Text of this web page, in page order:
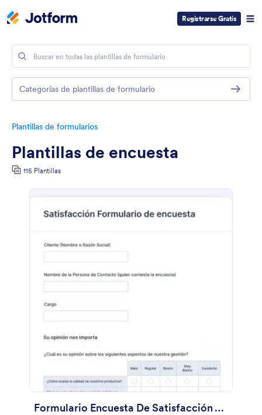
Registrarse Gratis
Plantillas de formularios
Plantillas de encuesta
115 Plantillas
Formulario Encuesta De Satisfacción Al Cliente
Categorías de plantillas de formulario